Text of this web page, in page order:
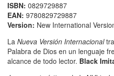
ISBN: 0829729887
EAN: 9780829729887
Version: New International
La Nueva Versión Internacional
Palabra de Dios en un lenguaje
alcance de todo lector. Black